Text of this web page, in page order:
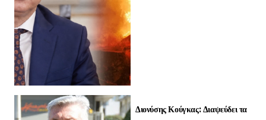
Διονύσης Κούγκας: Διαψεύδει τα